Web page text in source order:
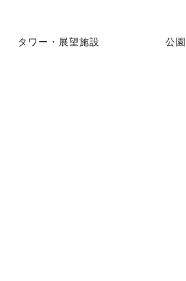
タワー・展望施設 公